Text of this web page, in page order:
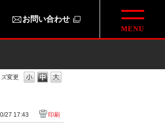
お問い合わせ
変更
27 17:43 印刷